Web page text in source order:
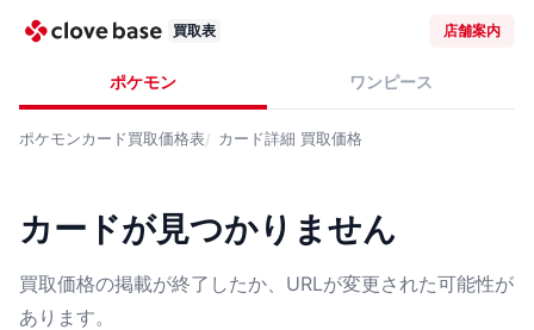
買取表 店舗案内
ポケモン ワンピース
ポケモンカード買取価格表 カード詳細 買取価格
カードが見つかりません
買取価格の掲載が終了したか、URLが変更された可能性が
あります。